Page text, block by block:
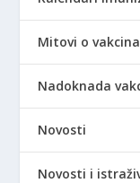
Mitovi o
Nadoknada
Novosti
Novosti i